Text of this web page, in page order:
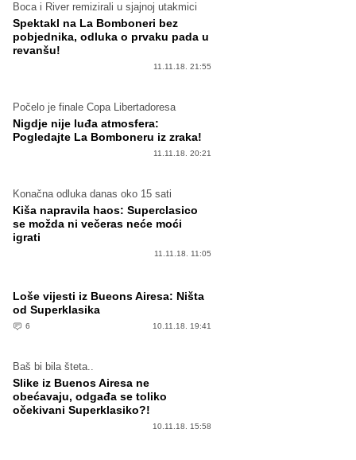
Boca i River remizirali u sjajnoj utakmici
Spektakl na La Bomboneri bez
pobjednika, odluka o prvaku pada u
revanšu!
11.11.18. 21:55
Počelo je finale Copa Libertadoresa
Nigdje nije luđa atmosfera:
Pogledajte La Bomboneru iz zraka!
11.11.18. 20:21
Konačna odluka danas oko 15 sati
Kiša napravila haos: Superclasico
se možda ni večeras neće moći
igrati
11.11.18. 11:05
Loše vijesti iz Bueons Airesa: Ništa
od Superklasika
6 10.11.18. 19:41
Baš bi bila šteta..
Slike iz Buenos Airesa ne
obećavaju, odgađa se toliko
očekivani Superklasiko?!
10.11.18. 15:58